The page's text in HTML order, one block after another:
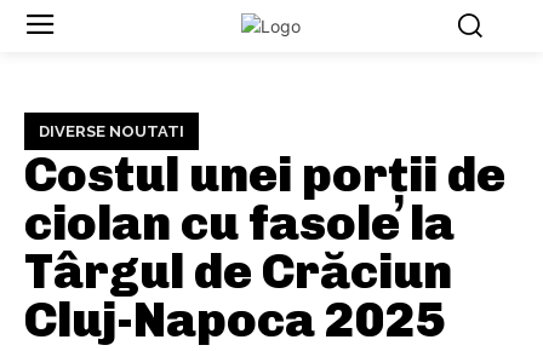
DIVERSE NOUTATI
Costul unei porții de
ciolan cu fasole la
Târgul de Crăciun
Cluj-Napoca 2025